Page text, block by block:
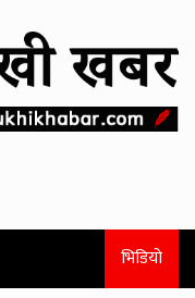
भिडियो